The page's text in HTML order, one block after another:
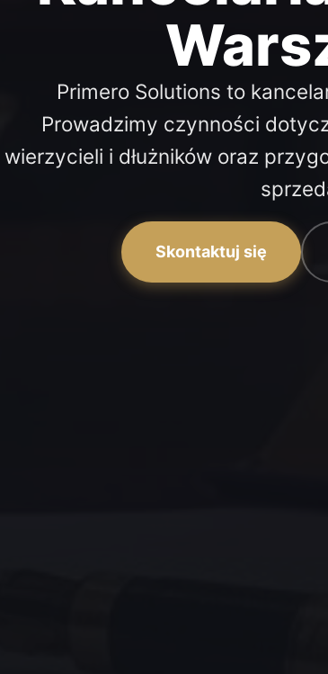
Primero Solutions to
Prowadzimy czynności
wierzycieli i dłużników oraz
Skontaktuj się